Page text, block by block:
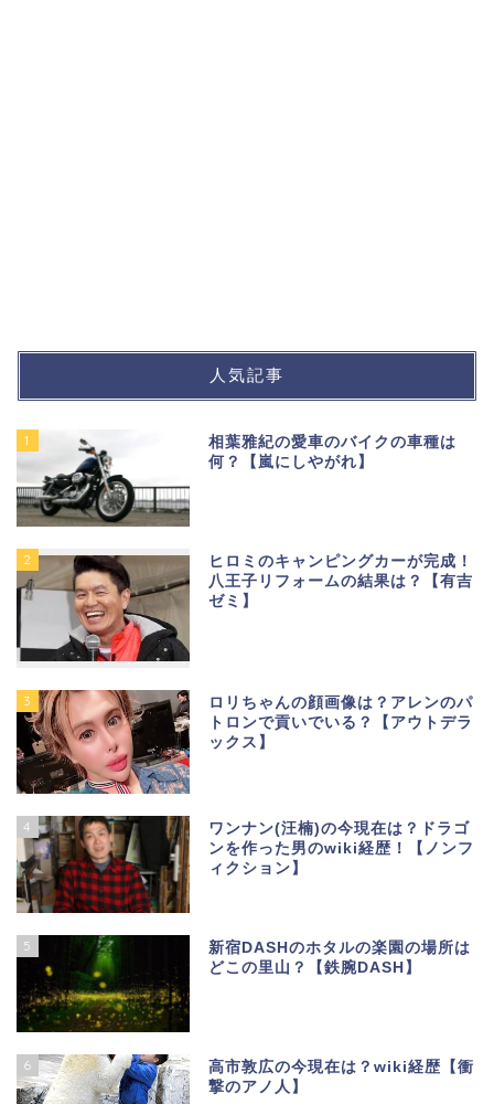
人気記事
1
相葉雅紀の愛車のバイクの車種は
何？【嵐にしやがれ】
2
ヒロミのキャンピングカーが完成！
八王子リフォームの結果は？【有吉
ゼミ】
3
ロリちゃんの顔画像は？アレンのパ
トロンで貢いでいる？【アウトデラ
ックス】
4
ワンナン(汪楠)の今現在は？ドラゴ
ンを作った男のwiki経歴！【ノンフ
ィクション】
5
新宿DASHのホタルの楽園の場所は
どこの里山？【鉄腕DASH】
6
高市敦広の今現在は？wiki経歴【衝
撃のアノ人】